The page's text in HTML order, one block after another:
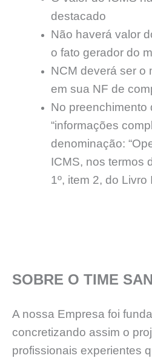
destacado
Não haverá valor
o fato gerador do
NCM deverá ser o
em sua NF de
No preenchimento
“informações
denominação:
ICMS, nos termos
1º, item 2, do Livro
SOBRE O TIME
A nossa Empresa foi
concretizando assim o
profissionais experientes